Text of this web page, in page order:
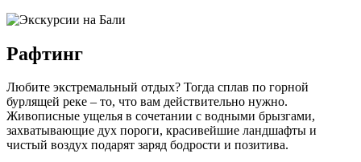
Рафтинг
Любите экстремальный отдых? Тогда сплав по горной
бурлящей реке – то, что вам действительно нужно.
Живописные ущелья в сочетании с водными брызгами,
захватывающие дух пороги, красивейшие ландшафты и
чистый воздух подарят заряд бодрости и позитива.